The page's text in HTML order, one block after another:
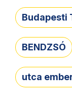
Budapesti
BENDZSÓ
utca